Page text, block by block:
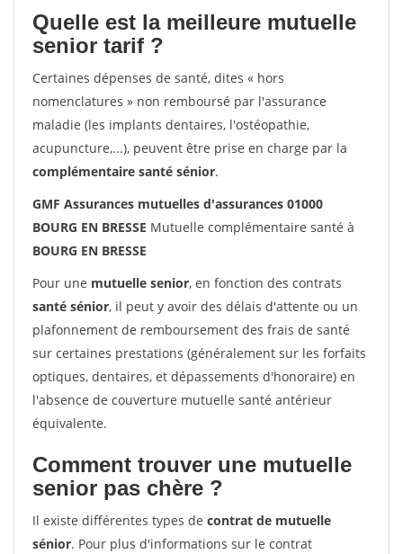
Quelle est la meilleure mutuelle
senior tarif ?
Certaines dépenses de santé, dites « hors
nomenclatures » non remboursé par l'assurance
maladie (les implants dentaires, l'ostéopathie,
acupuncture,...), peuvent être prise en charge par la
complémentaire santé sénior.
GMF Assurances mutuelles d'assurances 01000
BOURG EN BRESSE Mutuelle complémentaire santé à
BOURG EN BRESSE
Pour une mutuelle senior, en fonction des contrats
santé sénior, il peut y avoir des délais d'attente ou un
plafonnement de remboursement des frais de santé
sur certaines prestations (généralement sur les forfaits
optiques, dentaires, et dépassements d'honoraire) en
l'absence de couverture mutuelle santé antérieur
équivalente.
Comment trouver une mutuelle
senior pas chère ?
Il existe différentes types de contrat de mutuelle
sénior. Pour plus d'informations sur le contrat